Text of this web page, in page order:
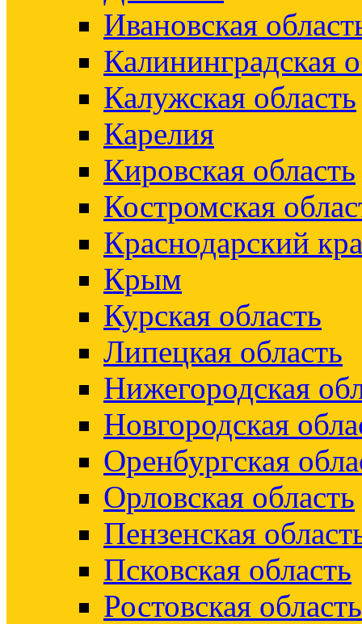
Ивановская
Калининградская
Калужская область
Карелия
Кировская область
Костромская
Краснодарский
Крым
Курская область
Липецкая область
Нижегородская
Новгородская
Оренбургская
Орловская область
Пензенская
Псковская область
Ростовская область